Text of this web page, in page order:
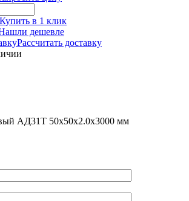
Купить в 1 клик
дешевле
Рассчитать доставку
АД31Т 50х50х2.0х3000 мм